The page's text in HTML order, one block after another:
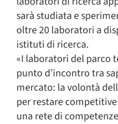
sarà studiata e
oltre 20 laboratori a
istituti di ricerca.
«I laboratori del parco
punto d’incontro tra
mercato: la volontà
per restare
una rete di